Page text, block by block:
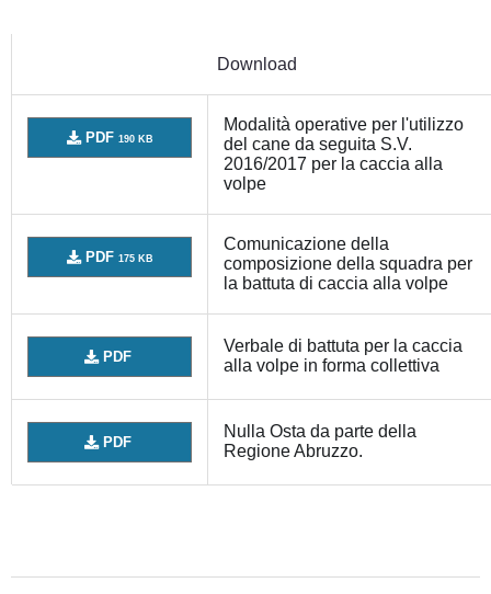
Download
PDF 190 KB
Modalità operative per l'utilizzo
del cane da seguita S.V.
2016/2017 per la caccia alla
volpe
PDF 175 KB
Comunicazione della
composizione della squadra per
la battuta di caccia alla volpe
PDF
Verbale di battuta per la caccia
alla volpe in forma collettiva
PDF
Nulla Osta da parte della
Regione Abruzzo.